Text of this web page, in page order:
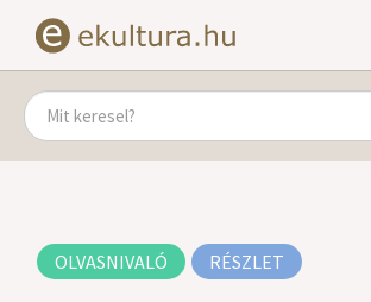
OLVASNIVALÓ RÉSZLET